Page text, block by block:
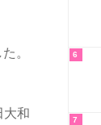
。
大和
6
7